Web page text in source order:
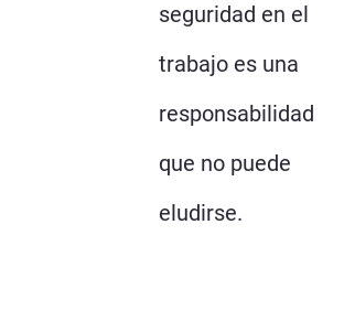
seguridad en el
trabajo es una
responsabilidad
que no puede
eludirse.